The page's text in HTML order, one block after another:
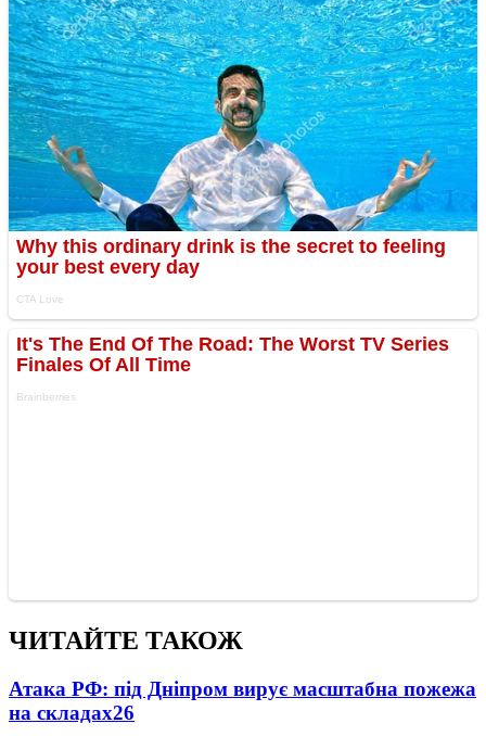
ЧИТАЙТЕ ТАКОЖ
Атака РФ: під Дніпром вирує масштабна пожежа
на складах26